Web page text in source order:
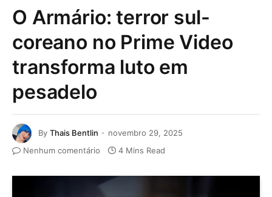
O Armário: terror sul-
coreano no Prime Video
transforma luto em
pesadelo
By Thais Bentlin
novembro 29, 2025
Nenhum comentário
4 Mins Read